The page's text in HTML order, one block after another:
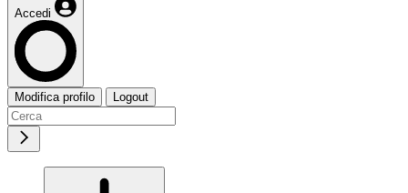
Accedi
Modifica profilo Logout